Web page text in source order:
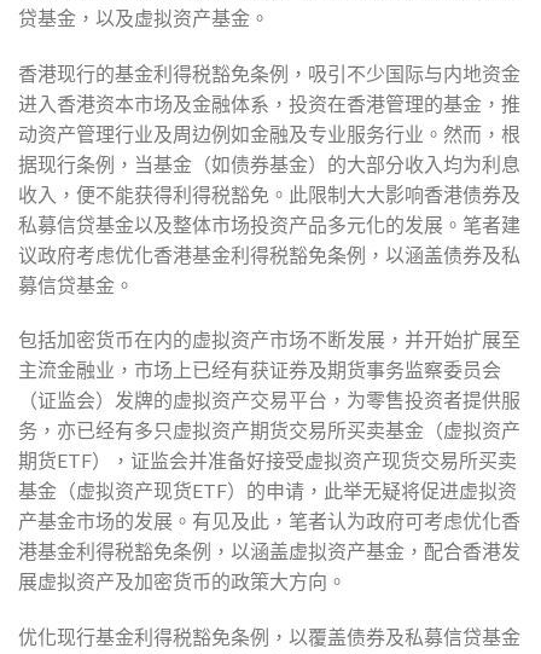
贷基金，以及虚拟资产基金。
香港现行的基金利得税豁免条例，吸引不少国际与内地资金
进入香港资本市场及金融体系，投资在香港管理的基金，推
动资产管理行业及周边例如金融及专业服务行业。然而，根
据现行条例，当基金（如债券基金）的大部分收入均为利息
收入，便不能获得利得税豁免。此限制大大影响香港债券及
私募信贷基金以及整体市场投资产品多元化的发展。笔者建
议政府考虑优化香港基金利得税豁免条例，以涵盖债券及私
募信贷基金。
包括加密货币在内的虚拟资产市场不断发展，并开始扩展至
主流金融业，市场上已经有获证券及期货事务监察委员会
（证监会）发牌的虚拟资产交易平台，为零售投资者提供服
务，亦已经有多只虚拟资产期货交易所买卖基金（虚拟资产
期货ETF），证监会并准备好接受虚拟资产现货交易所买卖
基金（虚拟资产现货ETF）的申请，此举无疑将促进虚拟资
产基金市场的发展。有见及此，笔者认为政府可考虑优化香
港基金利得税豁免条例，以涵盖虚拟资产基金，配合香港发
展虚拟资产及加密货币的政策大方向。
优化现行基金利得税豁免条例，以覆盖债券及私募信贷基金